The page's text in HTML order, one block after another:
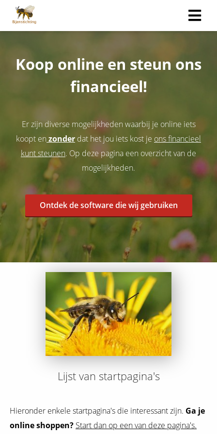
Koop online en steun ons
financieel!
Er zijn diverse mogelijkheden waarbij je online iets
koopt en zonder dat het jou iets kost je ons financieel
kunt steunen. Op deze pagina een overzicht van de
mogelijkheden.
Ontdek de software die wij gebruiken
Lijst van startpagina's
Hieronder enkele startpagina's die interessant zijn. Ga je
online shoppen? Start dan op een van deze pagina's.